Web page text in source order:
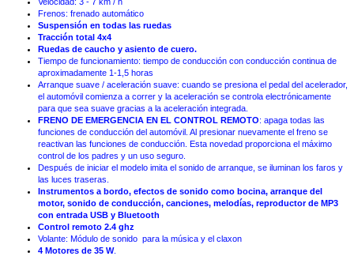
Frenos: frenado automático
Suspensión en todas las ruedas
Tracción total 4x4
Ruedas de caucho y asiento de cuero.
Tiempo de funcionamiento: tiempo de conducción con conducción continua de
aproximadamente 1-1,5 horas
Arranque suave / aceleración suave: cuando se presiona el pedal del acelerador,
el automóvil comienza a correr y la aceleración se controla electrónicamente
para que sea suave gracias a la aceleración integrada.
FRENO DE EMERGENCIA EN EL CONTROL REMOTO: apaga todas las
funciones de conducción del automóvil. Al presionar nuevamente el freno se
reactivan las funciones de conducción. Esta novedad proporciona el máximo
control de los padres y un uso seguro.
Después de iniciar el modelo imita el sonido de arranque, se iluminan los faros y
las luces traseras.
Instrumentos a bordo, efectos de sonido como bocina, arranque del
motor, sonido de conducción, canciones, melodías, reproductor de MP3
con entrada USB y Bluetooth
Control remoto 2.4 ghz
Volante: Módulo de sonido para la música y el claxon
4 Motores de 35 W.